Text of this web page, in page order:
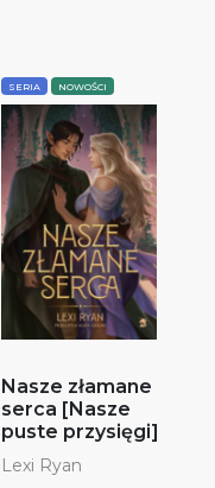
SERIA NOWOŚCI
Nasze złamane
serca [Nasze
puste przysięgi]
Lexi Ryan